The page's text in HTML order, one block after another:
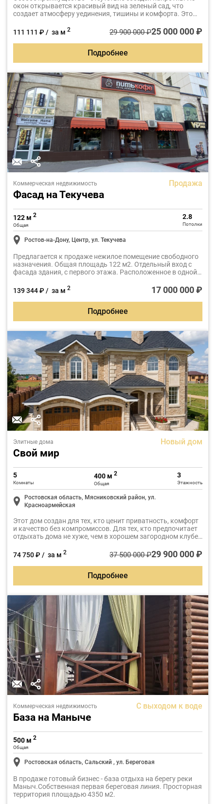
окон открывается красивый вид на зеленый сад, что
создает атмосферу уединения, тишины и комфорта. Это
природу и спокойствие.
111 111 ₽ / за м 2 29 900 000 ₽25 000 000 ₽
Подробнее
Коммерческая недвижимость Продажа
Фасад на Текучева
122 м 2
Общая
2.8
Потолки
Ростов-на-Дону, Центр, ул. Текучева
Предлагается к продаже нежилое помещение свободного
назначения. Общая площадь 122 м2. Отдельный вход с
фасада здания, с первого этажа. Расположенное в одной
Дону - на пересечении улицы Текучева и проспекта
Буденновского.
139 344 ₽ / за м 2 17 000 000 ₽
Подробнее
Элитные дома Новый дом
Свой мир
5
Комнаты
400 м 2
Общая
3
Этажность
Ростовская область, Мясниковский район, ул.
Красноармейская
Этот дом создан для тех, кто ценит приватность, комфорт
и качество без компромиссов. Для тех, кто предпочитает
отдыхать дома не хуже, чем в хорошем загородном клубе.
и пространством, где каждая деталь выбрана осознанно.
74 750 ₽ / за м 2 37 500 000 ₽29 900 000 ₽
Подробнее
Коммерческая недвижимость С выходом к воде
База на Маныче
500 м 2
Общая
Ростовская область, Сальский , ул. Береговая
В продаже готовый бизнес - база отдыха на берегу реки
Маныч.Собственная первая береговая линия. Просторная
территория площадью 4350 м2.